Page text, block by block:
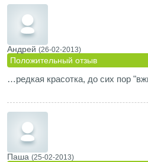
Андрей (26-02-2013)
Положительный отзыв
…редкая красотка, до сих пор
Паша (25-02-2013)